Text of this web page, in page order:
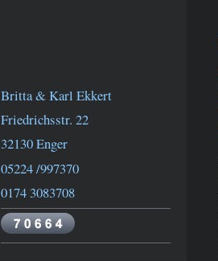
Britta & Karl Ekkert
Friedrichsstr. 22
32130 Enger
05224 /997370
0174 3083708